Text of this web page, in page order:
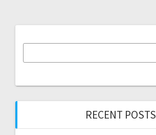
RECENT POSTS